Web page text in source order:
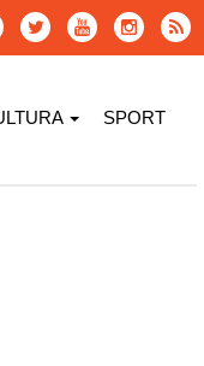
SPORT